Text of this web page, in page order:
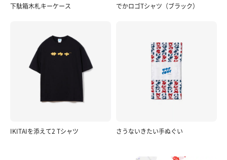
下駄箱木札キーケース でかロゴTシャツ（ブラック）
IKITAIを添えて2 Tシャツ さうないきたい手ぬぐい